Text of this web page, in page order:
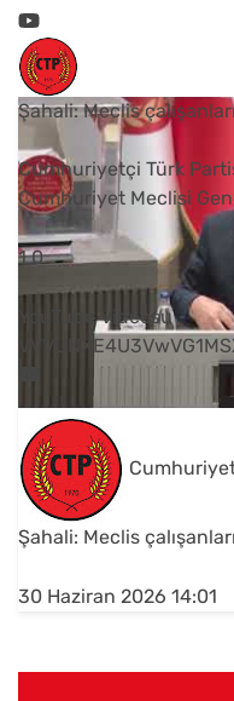
Şahali: Meclis
Cumhuriyetçi Türk
Cumhuriyet Meclisi
1 0
YouTube Videosu
Şahali: Meclis
30 Haziran 2026 14:01